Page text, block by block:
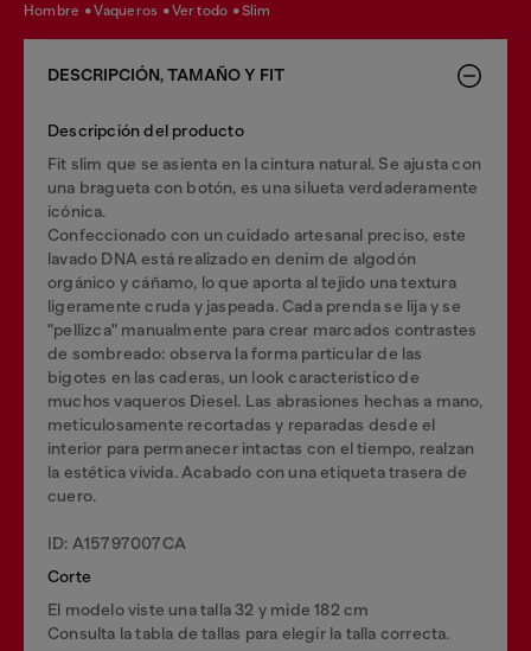
hombre vaqueros ver todo slim
DESCRIPCIÓN, TAMAÑO Y FIT
Descripción del producto
Fit slim que se asienta en la cintura natural. Se ajusta con
una bragueta con botón, es una silueta verdaderamente
icónica.
Confeccionado con un cuidado artesanal preciso, este
lavado DNA está realizado en denim de algodón
orgánico y cáñamo, lo que aporta al tejido una textura
ligeramente cruda y jaspeada. Cada prenda se lija y se
"pellizca" manualmente para crear marcados contrastes
de sombreado: observa la forma particular de las
bigotes en las caderas, un look característico de
muchos vaqueros Diesel. Las abrasiones hechas a mano,
meticulosamente recortadas y reparadas desde el
interior para permanecer intactas con el tiempo, realzan
la estética vivida. Acabado con una etiqueta trasera de
cuero.
ID: A15797007CA
Corte
El modelo viste una talla 32 y mide 182 cm
Consulta la tabla de tallas para elegir la talla correcta.